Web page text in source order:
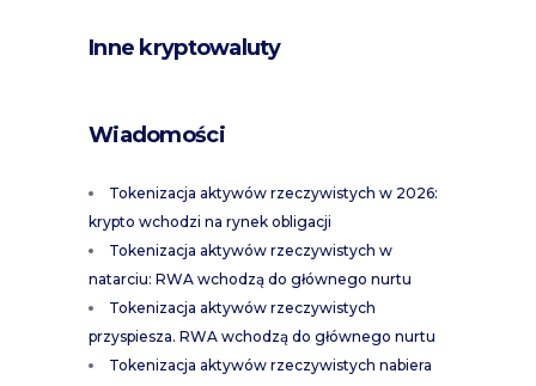
Inne kryptowaluty
Wiadomości
Tokenizacja aktywów rzeczywistych w 2026:
krypto wchodzi na rynek obligacji
Tokenizacja aktywów rzeczywistych w
natarciu: RWA wchodzą do głównego nurtu
Tokenizacja aktywów rzeczywistych
przyspiesza. RWA wchodzą do głównego nurtu
Tokenizacja aktywów rzeczywistych nabiera